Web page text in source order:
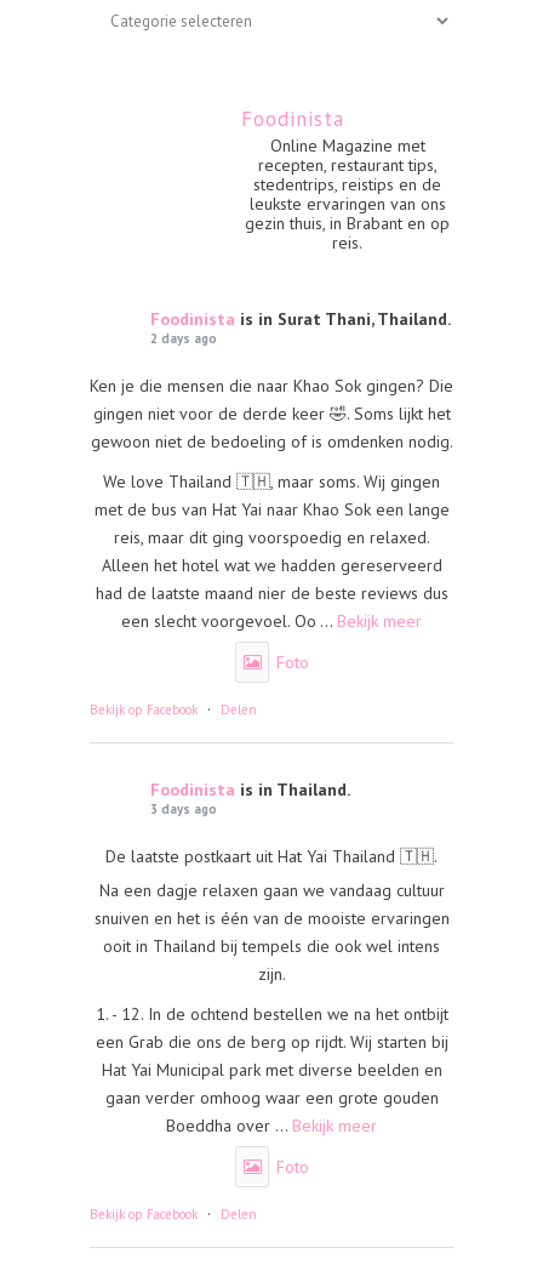
Categoriën
Foodinista
Online Magazine met
recepten, restaurant tips,
stedentrips, reistips en de
leukste ervaringen van ons
gezin thuis, in Brabant en op
reis.
Foodinista is in Surat Thani, Thailand.
2 days ago
Ken je die mensen die naar Khao Sok gingen? Die
gingen niet voor de derde keer 🤣. Soms lijkt het
gewoon niet de bedoeling of is omdenken nodig.
We love Thailand 🇹🇭, maar soms. Wij gingen
met de bus van Hat Yai naar Khao Sok een lange
reis, maar dit ging voorspoedig en relaxed.
Alleen het hotel wat we hadden gereserveerd
had de laatste maand nier de beste reviews dus
een slecht voorgevoel. Oo ... Bekijk meer
Foto
Bekijk op Facebook · Delen
Foodinista is in Thailand.
3 days ago
De laatste postkaart uit Hat Yai Thailand 🇹🇭.
Na een dagje relaxen gaan we vandaag cultuur
snuiven en het is één van de mooiste ervaringen
ooit in Thailand bij tempels die ook wel intens
zijn.
1. - 12. In de ochtend bestellen we na het ontbijt
een Grab die ons de berg op rijdt. Wij starten bij
Hat Yai Municipal park met diverse beelden en
gaan verder omhoog waar een grote gouden
Boeddha over ... Bekijk meer
Foto
Bekijk op Facebook · Delen